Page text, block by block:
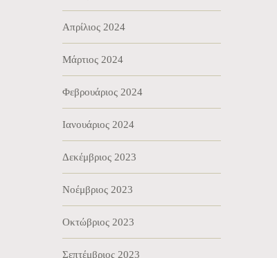
Απρίλιος 2024
Μάρτιος 2024
Φεβρουάριος 2024
Ιανουάριος 2024
Δεκέμβριος 2023
Νοέμβριος 2023
Οκτώβριος 2023
Σεπτέμβριος 2023